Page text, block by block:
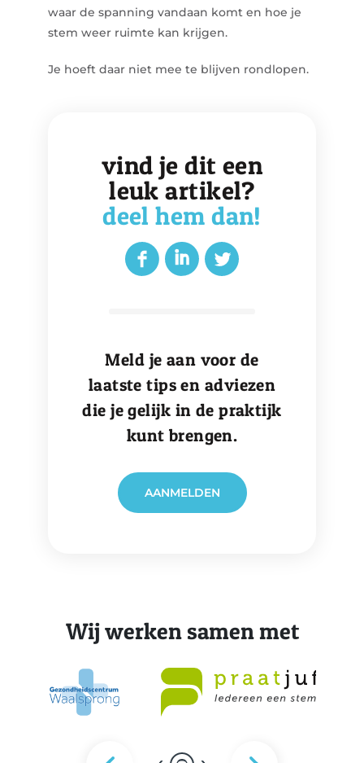
waar de spanning vandaan komt en hoe je
stem weer ruimte kan krijgen.
Je hoeft daar niet mee te blijven rondlopen.
vind je dit een
leuk artikel?
deel hem dan!
Meld je aan voor de
laatste tips en adviezen
die je gelijk in de praktijk
kunt brengen.
AANMELDEN
Wij werken samen met